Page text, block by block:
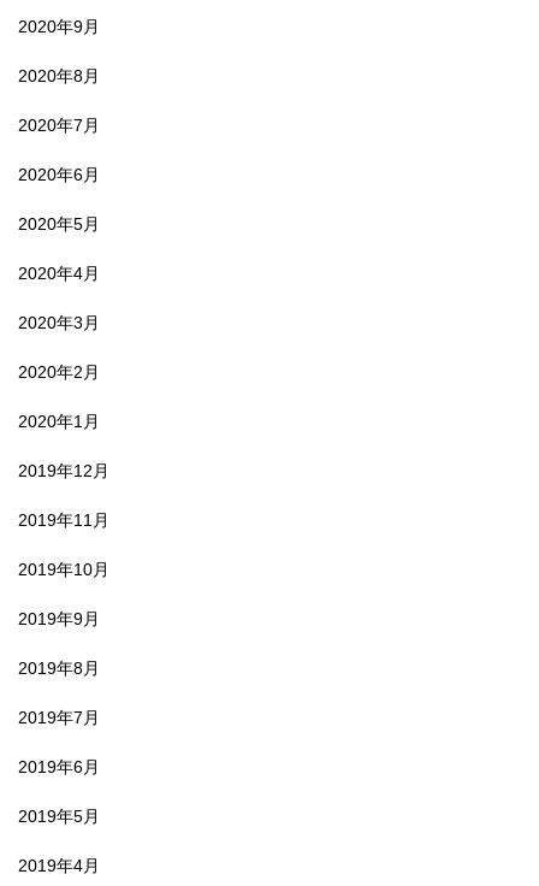
2020年9月
2020年8月
2020年7月
2020年6月
2020年5月
2020年4月
2020年3月
2020年2月
2020年1月
2019年12月
2019年11月
2019年10月
2019年9月
2019年8月
2019年7月
2019年6月
2019年5月
2019年4月